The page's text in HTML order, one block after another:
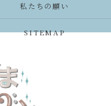
私たちの願い
SITEMAP